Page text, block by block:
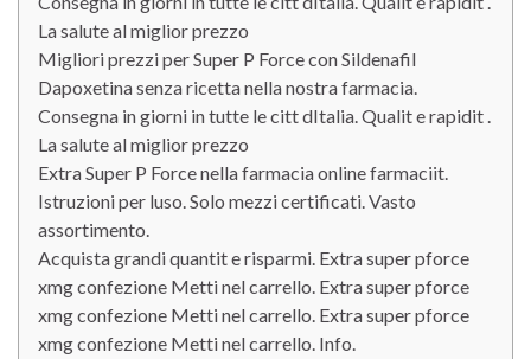
La salute al miglior prezzo
Migliori prezzi per Super P Force con Sildenafil
Dapoxetina senza ricetta nella nostra farmacia.
Consegna in giorni in tutte le citt dItalia. Qualit e rapidit .
La salute al miglior prezzo
Extra Super P Force nella farmacia online farmaciit.
Istruzioni per luso. Solo mezzi certificati. Vasto
assortimento.
Acquista grandi quantit e risparmi. Extra super pforce
xmg confezione Metti nel carrello. Extra super pforce
xmg confezione Metti nel carrello. Extra super pforce
xmg confezione Metti nel carrello. Info.